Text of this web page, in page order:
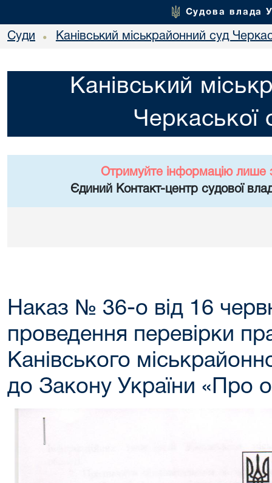
Судова влада
Суди • Канівський міськрайонний суд
Канівський
Черкаської
Отримуйте інформацію лише
Єдиний Контакт-центр судової
Наказ № 36-о від 16
проведення перевірки
Канівського
до Закону України «Про